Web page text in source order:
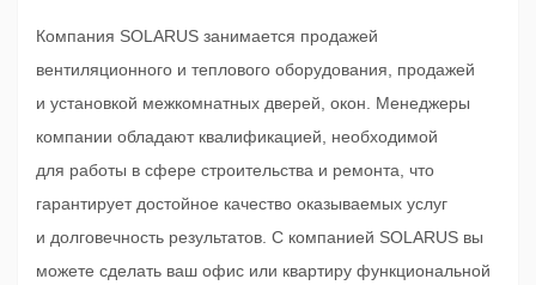
Компания SOLARUS занимается продажей
вентиляционного и теплового оборудования, продажей
и установкой межкомнатных дверей, окон. Менеджеры
компании обладают квалификацией, необходимой
для работы в сфере строительства и ремонта, что
гарантирует достойное качество оказываемых услуг
и долговечность результатов. C компанией SOLARUS вы
можете сделать ваш офис или квартиру функциональной